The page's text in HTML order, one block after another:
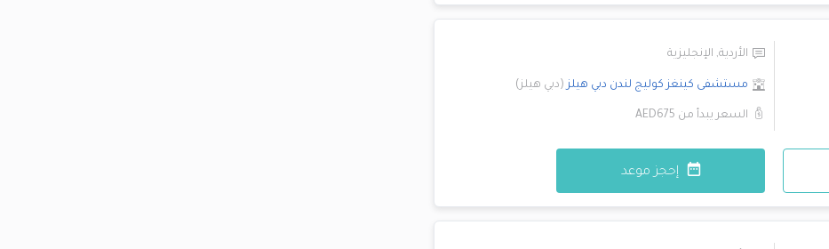
الأردية, الإنجليزية
مستشفى كينغز كوليج لندن دبي هيلز (دبي هيلز)
السعر يبدأ من AED675
إحجز موعد